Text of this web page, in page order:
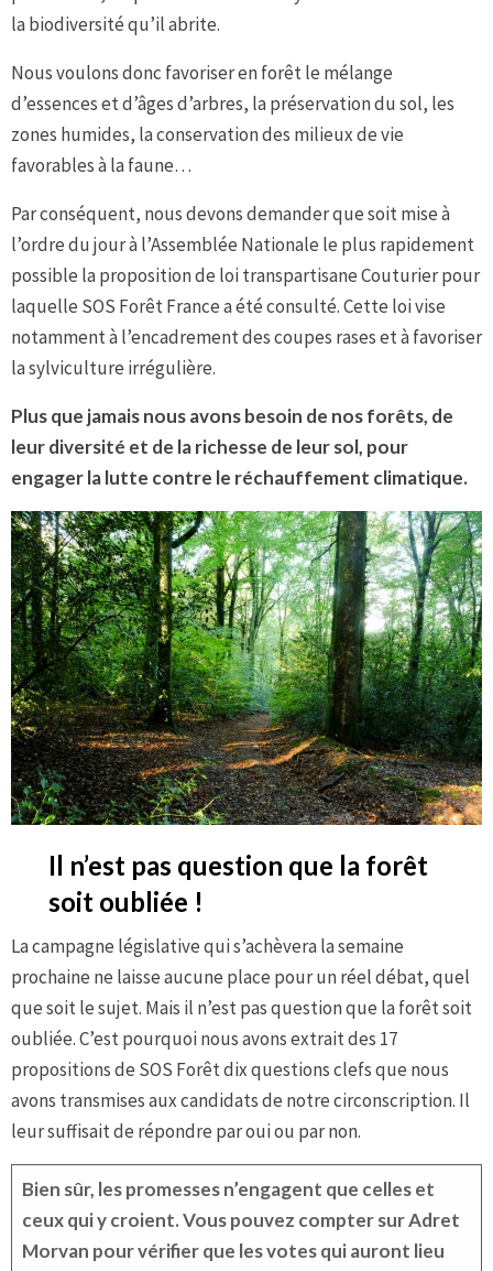
la biodiversité qu’il abrite.
Nous voulons donc favoriser en forêt le mélange
d’essences et d’âges d’arbres, la préservation du sol, les
zones humides, la conservation des milieux de vie
favorables à la faune…
Par conséquent, nous devons demander que soit mise à
l’ordre du jour à l’Assemblée Nationale le plus rapidement
possible la proposition de loi transpartisane Couturier pour
laquelle SOS Forêt France a été consulté. Cette loi vise
notamment à l’encadrement des coupes rases et à favoriser
la sylviculture irrégulière.
Plus que jamais nous avons besoin de nos forêts, de
leur diversité et de la richesse de leur sol, pour
engager la lutte contre le réchauffement climatique.
Il n’est pas question que la forêt
soit oubliée !
La campagne législative qui s’achèvera la semaine
prochaine ne laisse aucune place pour un réel débat, quel
que soit le sujet. Mais il n’est pas question que la forêt soit
oubliée. C’est pourquoi nous avons extrait des 17
propositions de SOS Forêt dix questions clefs que nous
avons transmises aux candidats de notre circonscription. Il
leur suffisait de répondre par oui ou par non.
Bien sûr, les promesses n’engagent que celles et
ceux qui y croient. Vous pouvez compter sur Adret
Morvan pour vérifier que les votes qui auront lieu